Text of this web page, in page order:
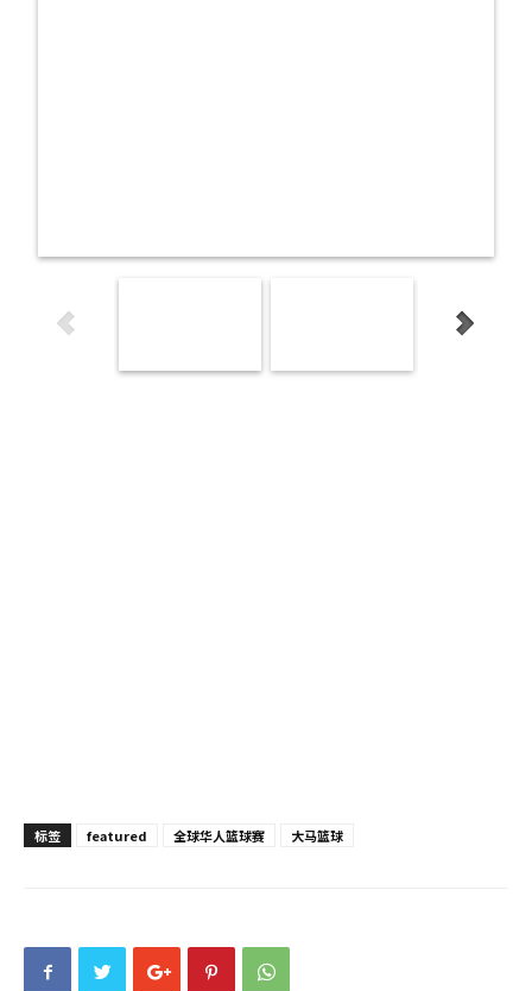
标签 featured 全球华人篮球赛 大马篮球